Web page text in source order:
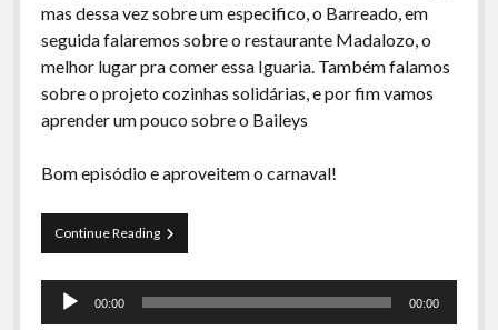
mas dessa vez sobre um especifico, o Barreado, em
seguida falaremos sobre o restaurante Madalozo, o
melhor lugar pra comer essa Iguaria. Também falamos
sobre o projeto cozinhas solidárias, e por fim vamos
aprender um pouco sobre o Baileys
Bom episódio e aproveitem o carnaval!
Continue ReadingLa
Siesta
Barreado,
Tocador
00:00 00:00